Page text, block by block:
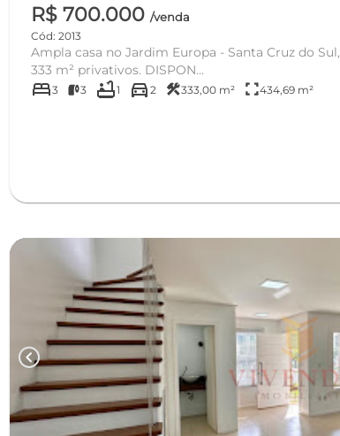
R$ 700.000 /venda
Cód: 2013
Ampla casa no Jardim Europa - Santa Cruz do Sul, com vista para cidade. Imóvel com
333 m² privativos. DISPON...
bed3 3 bathtub1 directions_car 2 construction333,00 m² fullscreen434,69 m²
chevron_left